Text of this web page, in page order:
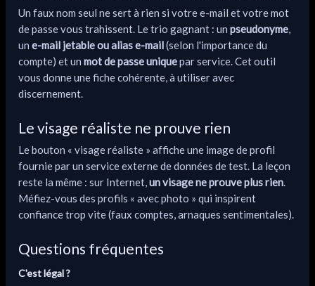
Un faux nom seul ne sert à rien si votre e-mail et votre mot
de passe vous trahissent. Le trio gagnant : un pseudonyme,
un e-mail jetable ou alias e-mail(selon l'importance du
compte) et un mot de passe uniquepar service. Cet outil
vous donne une fiche cohérente, à utiliser avec
discernement.
Le visage réaliste ne prouve rien
Le bouton « visage réaliste » affiche une image de profil
fournie par un service externe de données de test. La leçon
reste la même : sur Internet, un visage ne prouve plus rien.
Méfiez-vous des profils « avec photo » qui inspirent
confiance trop vite (faux comptes, arnaques sentimentales).
Questions fréquentes
C'est légal ?